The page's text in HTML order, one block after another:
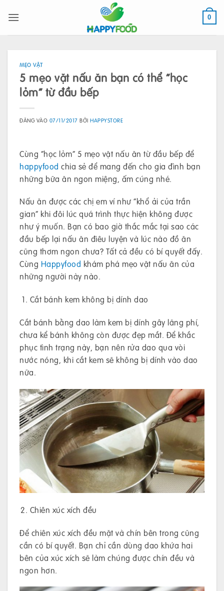
qua
0
MẸO VẶT
5 mẹo vặt nấu ăn bạn có thể “học
lỏm” từ đầu bếp
ĐĂNG VÀO 07/11/2017 BỞIHAPPYSTORE
Cùng “học lỏm” 5 mẹo vặt nấu ăn từ đầu bếp để
happyfood chia sẻ để mang đến cho gia đình bạn
những bữa ăn ngon miệng, ấm cúng nhé.
Nấu ăn được các chị em ví như “khổ ải của trần
gian” khi đôi lúc quá trình thực hiện không được
như ý muốn. Bạn có bao giờ thắc mắc tại sao các
đầu bếp lại nấu ăn điêu luyện và lúc nào đồ ăn
cũng thơm ngon chưa? Tất cả đều có bí quyết đấy.
Cùng Happyfood khám phá mẹo vặt nấu ăn của
những người này nào.
Cắt bánh kem không bị dính dao
Cắt bánh bằng dao làm kem bị dính gây lãng phí,
chưa kể bánh không còn được đẹp mắt. Để khắc
phục tình trạng này, bạn nên rửa dao qua vòi
nước nóng, khi cắt kem sẽ không bị dính vào dao
nữa.
Chiên xúc xích đều
Để chiên xúc xích đều mặt và chín bên trong cũng
cần có bí quyết. Bạn chỉ cần dùng dao khứa hai
bên của xúc xích sẽ làm chúng được chín đều và
ngon hơn.